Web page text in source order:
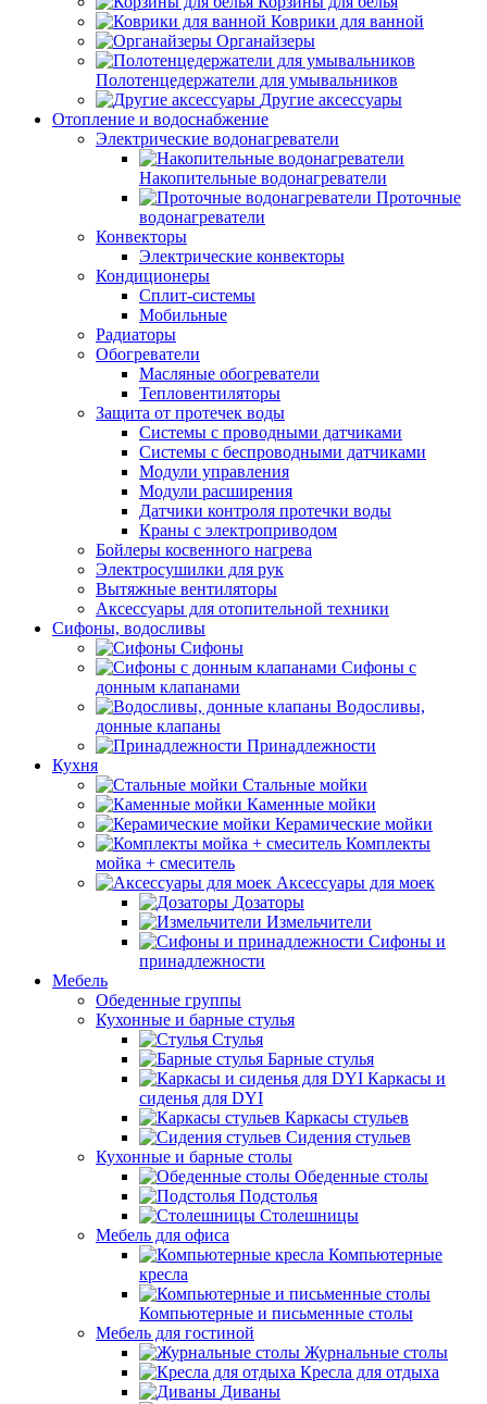
Коврики для ванной
Органайзеры
Полотенцедержатели для умывальников
Другие аксессуары
Отопление и водоснабжение
Электрические водонагреватели
Накопительные водонагреватели
Проточные
водонагреватели
Конвекторы
Электрические конвекторы
Кондиционеры
Сплит-системы
Мобильные
Радиаторы
Обогреватели
Масляные обогреватели
Тепловентиляторы
Защита от протечек воды
Системы с проводными датчиками
Системы с беспроводными датчиками
Модули управления
Модули расширения
Датчики контроля протечки воды
Краны с электроприводом
Бойлеры косвенного нагрева
Электросушилки для рук
Вытяжные вентиляторы
Аксессуары для отопительной техники
Сифоны, водосливы
Сифоны
Сифоны с
донным клапанами
Водосливы,
донные клапаны
Принадлежности
Кухня
Стальные мойки
Каменные мойки
Керамические мойки
Комплекты
мойка + смеситель
Аксессуары для моек
Дозаторы
Измельчители
Сифоны и
принадлежности
Мебель
Обеденные группы
Кухонные и барные стулья
Стулья
Барные стулья
Каркасы и
сиденья для DYI
Каркасы стульев
Сидения стульев
Кухонные и барные столы
Обеденные столы
Подстолья
Столешницы
Мебель для офиса
Компьютерные
кресла
Компьютерные и письменные столы
Мебель для гостиной
Журнальные столы
Кресла для отдыха
Диваны